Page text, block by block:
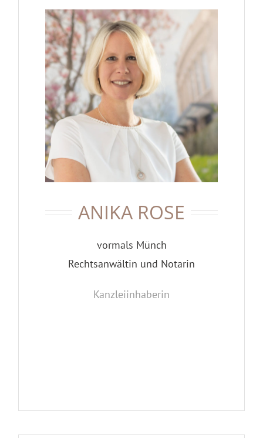
ANIKA ROSE
vormals Münch
Rechtsanwältin und Notarin
Kanzleiinhaberin